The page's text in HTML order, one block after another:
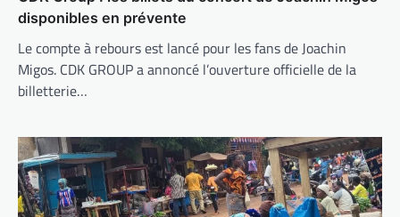
disponibles en prévente
Le compte à rebours est lancé pour les fans de Joachin
Migos. CDK GROUP a annoncé l’ouverture officielle de la
billetterie…